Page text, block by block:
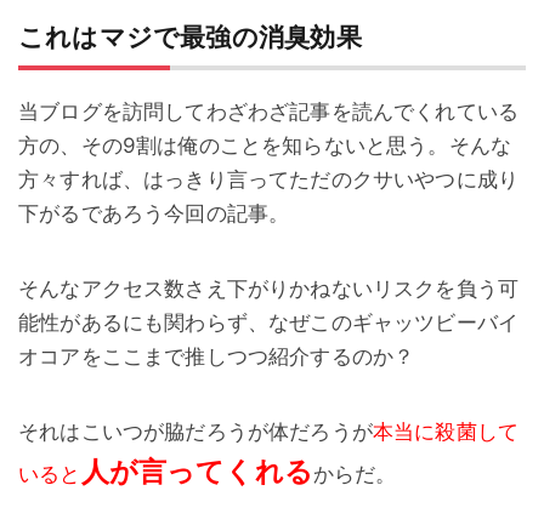
これはマジで最強の消臭効果
当ブログを訪問してわざわざ記事を読んでくれている
方の、その9割は俺のことを知らないと思う。そんな
方々すれば、はっきり言ってただのクサいやつに成り
下がるであろう今回の記事。
そんなアクセス数さえ下がりかねないリスクを負う可
能性があるにも関わらず、なぜこのギャッツビーバイ
オコアをここまで推しつつ紹介するのか？
それはこいつが脇だろうが体だろうが本当に殺菌して
いると 人が言ってくれる からだ。